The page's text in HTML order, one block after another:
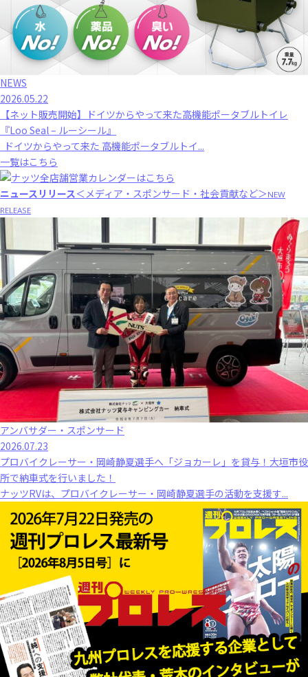
NEWS
2026.05.22
【ネット販売開始】ドイツからやって来た高機能ポータブルトイレ
『Loo Seal – ルーシール』
ドイツからやって来た 高機能ポータブルトイ...
一覧はこちら
ニュースリリース＜メディア・スポンサード・社会貢献など＞NEW
RELEASE
アンバサダー・スポンサード
2026.07.23
プロバイクレーサー・岡崎静夏選手へ「ジョカーレ」を貸与！大垣市役
所で納車式を行いました！
ナッツRVは、プロバイクレーサー・岡崎静夏選手の活動を支援す...